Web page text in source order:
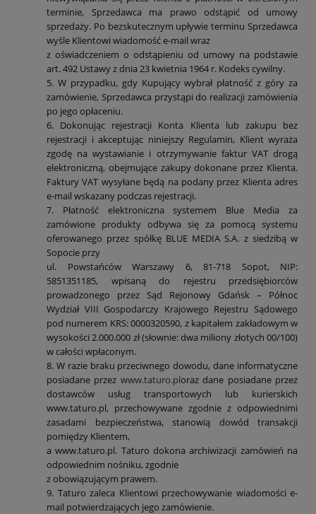
terminie, Sprzedawca ma prawo odstąpić od umowy
sprzedaży. Po bezskutecznym upływie terminu Sprzedawca
wyśle Klientowi wiadomość e-mail wraz
z oświadczeniem o odstąpieniu od umowy na podstawie
art. 492 Ustawy z dnia 23 kwietnia 1964 r. Kodeks cywilny.
5. W przypadku, gdy Kupujący wybrał płatność z góry za
zamówienie, Sprzedawca przystąpi do realizacji zamówienia
po jego opłaceniu.
6. Dokonując rejestracji Konta Klienta lub zakupu bez
rejestracji i akceptując niniejszy Regulamin, Klient wyraża
zgodę na wystawianie i otrzymywanie faktur VAT drogą
elektroniczną, obejmujące zakupy dokonane przez Klienta.
Faktury VAT wysyłane będą na podany przez Klienta adres
e-mail wskazany podczas rejestracji.
7. Płatność elektroniczna systemem Blue Media za
zamówione produkty odbywa się za pomocą systemu
oferowanego przez spółkę BLUE MEDIA S.A. z siedzibą w
Sopocie przy
ul. Powstańców Warszawy 6, 81-718 Sopot, NIP:
5851351185, wpisaną do rejestru przedsiębiorców
prowadzonego przez Sąd Rejonowy Gdańsk – Północ
Wydział VIII Gospodarczy Krajowego Rejestru Sądowego
pod numerem KRS: 0000320590, z kapitałem zakładowym w
wysokości 2.000.000 zł (słownie: dwa miliony złotych 00/100)
w całości wpłaconym.
8. W razie braku przeciwnego dowodu, dane informatyczne
posiadane przez www.taturo.ploraz dane posiadane przez
dostawców usług transportowych lub kurierskich
www.taturo.pl, przechowywane zgodnie z odpowiednimi
zasadami bezpieczeństwa, stanowią dowód transakcji
pomiędzy Klientem,
a www.taturo.pl. Taturo dokona archiwizacji zamówień na
odpowiednim nośniku, zgodnie
z obowiązującym prawem.
9. Taturo zaleca Klientowi przechowywanie wiadomości e-
mail potwierdzających jego zamówienie.